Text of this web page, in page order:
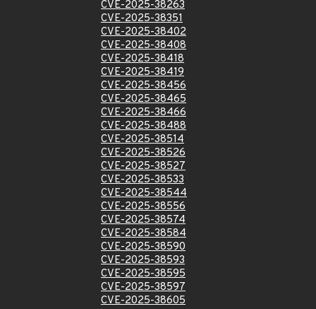
CVE-2025-38263
CVE-2025-38351
CVE-2025-38402
CVE-2025-38408
CVE-2025-38418
CVE-2025-38419
CVE-2025-38456
CVE-2025-38465
CVE-2025-38466
CVE-2025-38488
CVE-2025-38514
CVE-2025-38526
CVE-2025-38527
CVE-2025-38533
CVE-2025-38544
CVE-2025-38556
CVE-2025-38574
CVE-2025-38584
CVE-2025-38590
CVE-2025-38593
CVE-2025-38595
CVE-2025-38597
CVE-2025-38605